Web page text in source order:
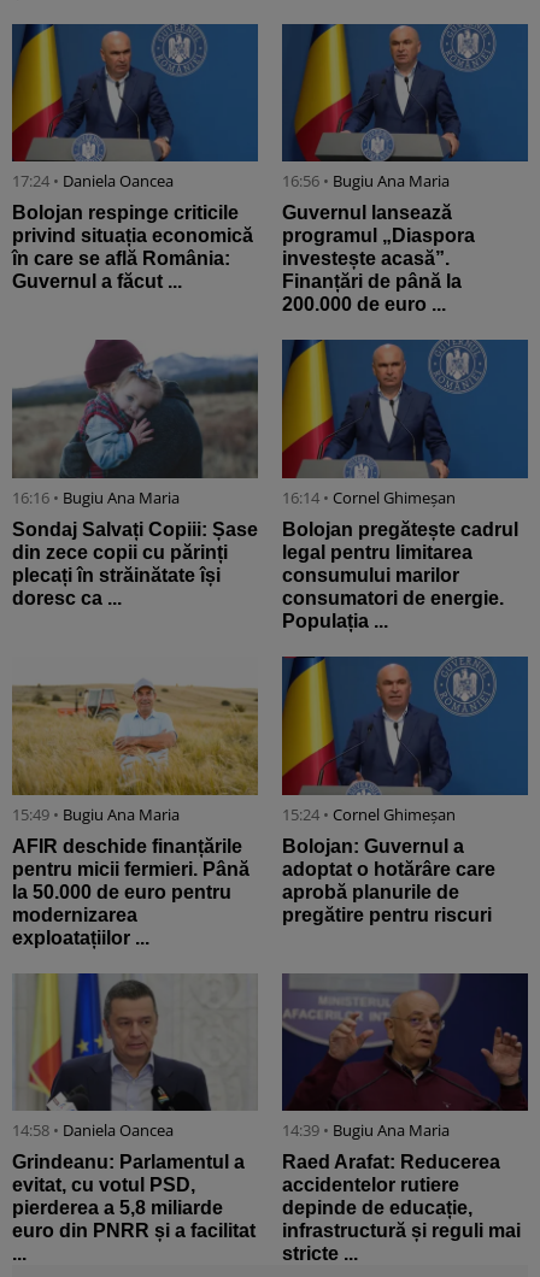
17:24 • Daniela Oancea
Bolojan respinge criticile
privind situația economică
în care se află România:
Guvernul a făcut ...
16:56 • Bugiu ⁠Ana Maria
Guvernul lansează
programul „Diaspora
investește acasă”.
Finanțări de până la
200.000 de euro ...
16:16 • Bugiu ⁠Ana Maria
Sondaj Salvați Copiii: Șase
din zece copii cu părinți
plecați în străinătate își
doresc ca ...
16:14 • Cornel Ghimeșan
Bolojan pregătește cadrul
legal pentru limitarea
consumului marilor
consumatori de energie.
Populația ...
15:49 • Bugiu ⁠Ana Maria
AFIR deschide finanțările
pentru micii fermieri. Până
la 50.000 de euro pentru
modernizarea
exploatațiilor ...
15:24 • Cornel Ghimeșan
Bolojan: Guvernul a
adoptat o hotărâre care
aprobă planurile de
pregătire pentru riscuri
14:58 • Daniela Oancea
Grindeanu: Parlamentul a
evitat, cu votul PSD,
pierderea a 5,8 miliarde
euro din PNRR și a facilitat
...
14:39 • Bugiu ⁠Ana Maria
Raed Arafat: Reducerea
accidentelor rutiere
depinde de educație,
infrastructură și reguli mai
stricte ...